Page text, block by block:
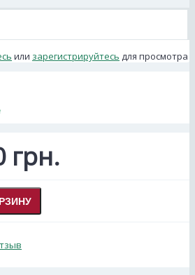
или зарегистрируйтесь для просмотра
грн.